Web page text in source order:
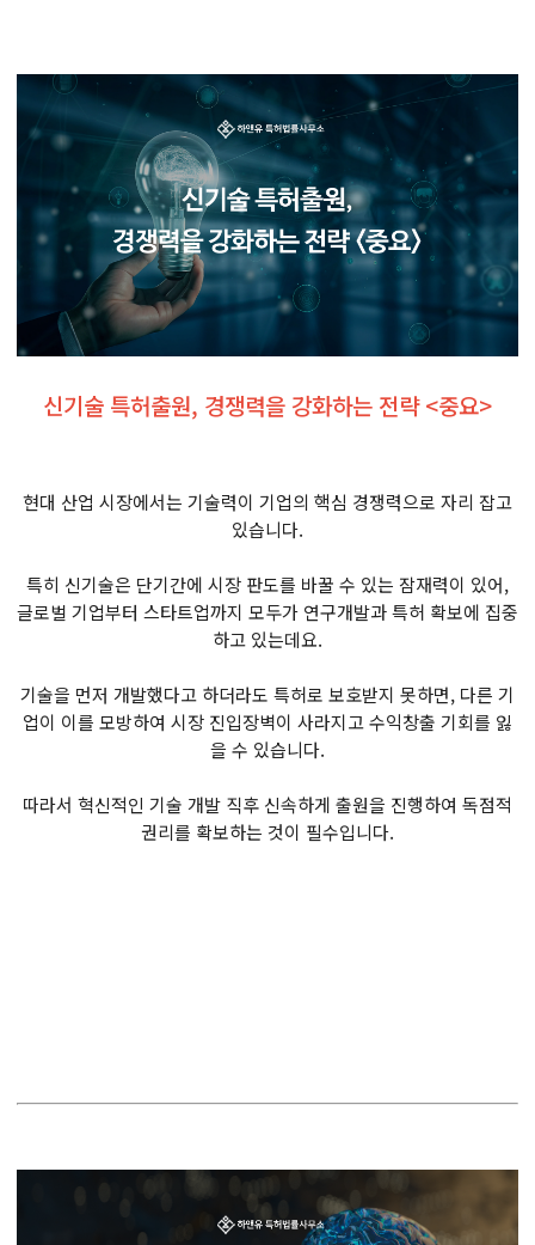
신기술 특허출원, 경쟁력을 강화하는 전략 <중요>
현대 산업 시장에서는 기술력이 기업의 핵심 경쟁력으로 자리 잡고
있습니다.
특히 신기술은 단기간에 시장 판도를 바꿀 수 있는 잠재력이 있어,
글로벌 기업부터 스타트업까지 모두가 연구개발과 특허 확보에 집중
하고 있는데요.
기술을 먼저 개발했다고 하더라도 특허로 보호받지 못하면, 다른 기
업이 이를 모방하여 시장 진입장벽이 사라지고 수익창출 기회를 잃
을 수 있습니다.
따라서 혁신적인 기술 개발 직후 신속하게 출원을 진행하여 독점적
권리를 확보하는 것이 필수입니다.